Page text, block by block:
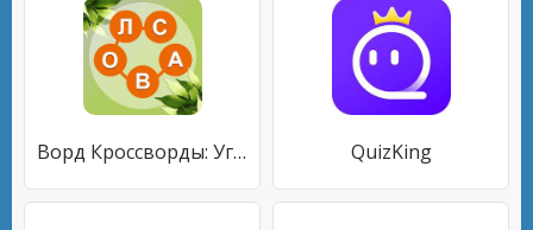
Ворд Кроссворды: Угадай Слово QuizKing